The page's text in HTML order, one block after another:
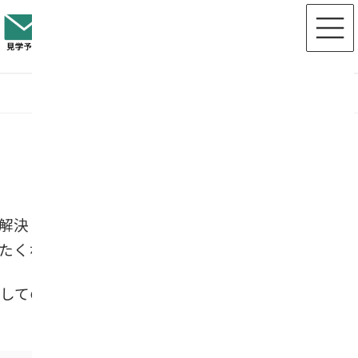
しておくことは最も重要な最終段
ない」と考えています。
の墓じまいの重要性と、生前に行